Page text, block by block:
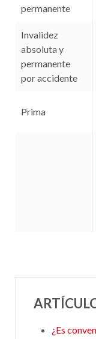
permanente
Invalidez
absoluta y
permanente
por accidente
Prima
¿Es